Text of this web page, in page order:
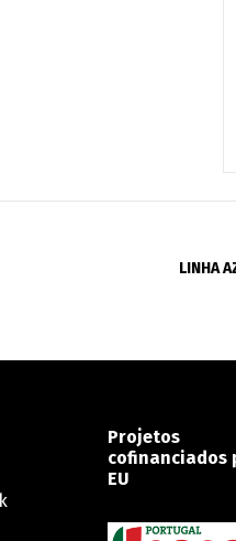
LINHA
Projetos
cofinanciados
EU